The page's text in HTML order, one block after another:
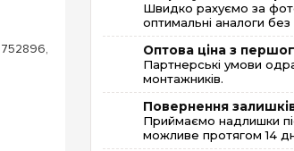
Швидко рахуємо за
оптимальні аналоги без
Оптова ціна з
Партнерські умови
монтажників.
Повернення
Приймаємо надлишки
можливе протягом 14